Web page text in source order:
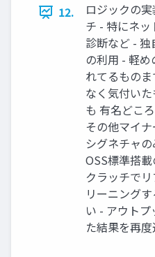
12.
ロジックの
チ - 特にネ
診断など - 独
の利用 - 軽
れてるもの
なく気付い
も 有名どこ
その他マイ
シグネチャ
OSS標準搭
クラッチで
リーニング
い - アウト
た結果を再